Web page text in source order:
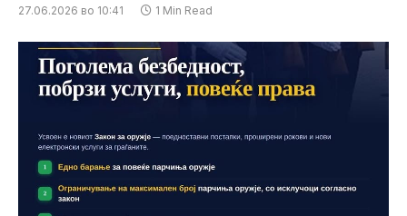
27.06.2026 во 10:41 1 Min Read